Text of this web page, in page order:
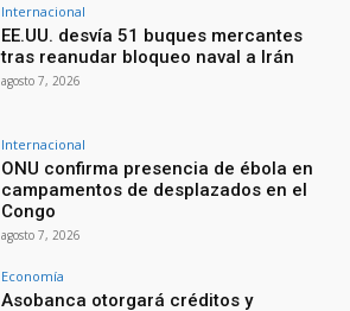
Internacional
EE.UU. desvía 51 buques mercantes
tras reanudar bloqueo naval a Irán
agosto 7, 2026
Internacional
ONU confirma presencia de ébola en
campamentos de desplazados en el
Congo
agosto 7, 2026
Economía
Asobanca otorgará créditos y